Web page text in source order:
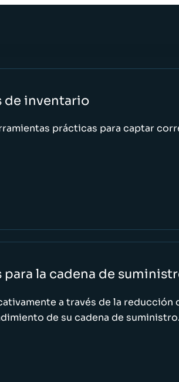
de inventario
prácticas para captar
para la cadena de
a través de la reducción
de su cadena de suministro.